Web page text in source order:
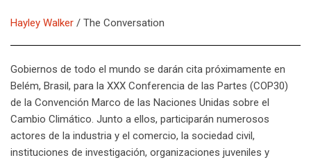
Hayley Walker / The Conversation
Gobiernos de todo el mundo se darán cita próximamente en
Belém, Brasil, para la XXX Conferencia de las Partes (COP30)
de la Convención Marco de las Naciones Unidas sobre el
Cambio Climático. Junto a ellos, participarán numerosos
actores de la industria y el comercio, la sociedad civil,
instituciones de investigación, organizaciones juveniles y